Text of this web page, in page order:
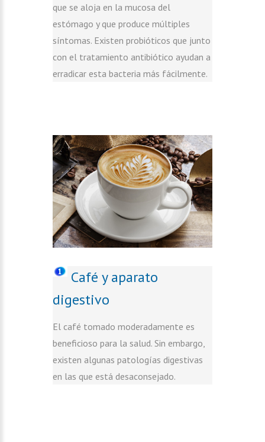
que se aloja en la mucosa del
estómago y que produce múltiples
síntomas. Existen probióticos que junto
con el tratamiento antibiótico ayudan a
erradicar esta bacteria más fácilmente.
Café y aparato
digestivo
El café tomado moderadamente es
beneficioso para la salud. Sin embargo,
existen algunas patologías digestivas
en las que está desaconsejado.